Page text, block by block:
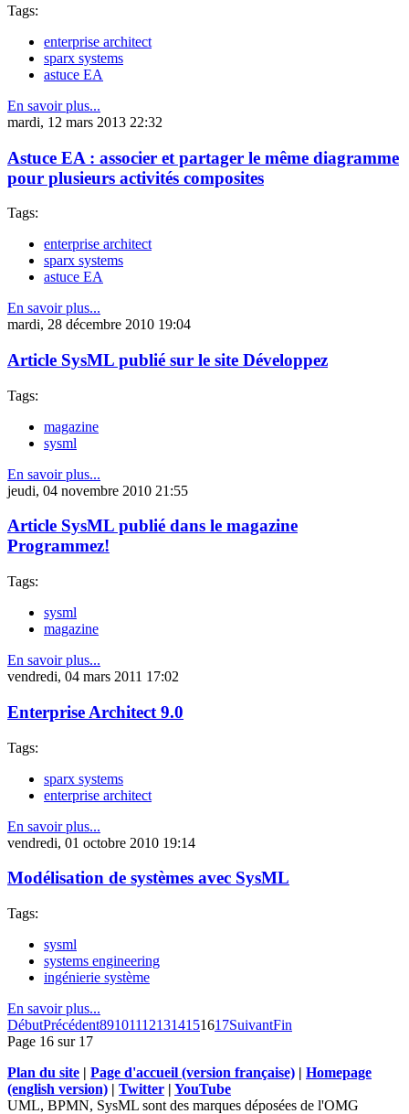
Tags:
enterprise architect
sparx systems
astuce EA
En savoir plus...
mardi, 12 mars 2013 22:32
Astuce EA : associer et partager le même diagramme
pour plusieurs activités composites
Tags:
enterprise architect
sparx systems
astuce EA
En savoir plus...
mardi, 28 décembre 2010 19:04
Article SysML publié sur le site Développez
Tags:
magazine
sysml
En savoir plus...
jeudi, 04 novembre 2010 21:55
Article SysML publié dans le magazine
Programmez!
Tags:
sysml
magazine
En savoir plus...
vendredi, 04 mars 2011 17:02
Enterprise Architect 9.0
Tags:
sparx systems
enterprise architect
En savoir plus...
vendredi, 01 octobre 2010 19:14
Modélisation de systèmes avec SysML
Tags:
sysml
systems engineering
ingénierie système
En savoir plus...
DébutPrécédent891011121314151617SuivantFin
Page 16 sur 17
Plan du site | Page d'accueil (version française) | Homepage
(english version) | Twitter | YouTube
UML, BPMN, SysML sont des marques déposées de l'OMG